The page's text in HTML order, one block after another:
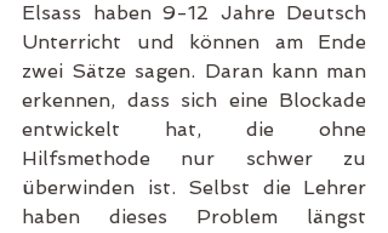
Elsass haben 9-12 Jahre Deutsch
Unterricht und können am Ende
zwei Sätze sagen. Daran kann man
erkennen, dass sich eine Blockade
entwickelt hat, die ohne
Hilfsmethode nur schwer zu
überwinden ist. Selbst die Lehrer
haben dieses Problem längst